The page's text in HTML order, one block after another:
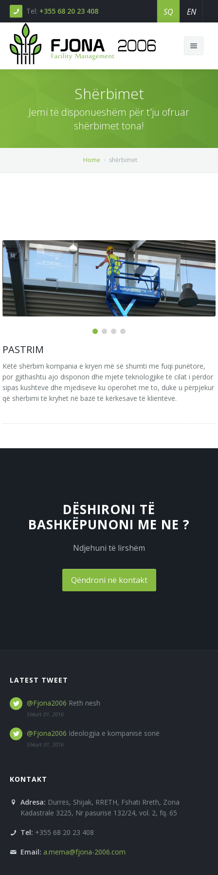
Tel: +355 68 20 23 408 SQ EN
Home
Shërbimet
Jemi të disponueshëm për t'ju ofruar
shërbimet tona!
Home shërbimet
PASTRIM
Këtë shërbim kompania e kryen më së shumti me fuqi punëtore,
por gjithashtu ajo disponon dhe mjete teknologjike të cilat i përdor
sipas kushteve dhe mjediseve ku operohet me to, duke u përpjekur
që shërbimi të kryhet në bazë të kërkesave të klientëve.
DËSHIRONI TË
BASHKËPUNONI ME NE ?
Ndjehuni të lirshëm
Qëndroni në kontakt
LATEST TWEET
@Fjona2006 Reth nesh
Shkurt 01, 2016
@Fjona2006 Ideologjia e kompanisë sonë
Shkurt 01, 2016
KONTAKT
Adresa: Durrës, Shijak, RRETH, Fshati Rreth, Zona
Kadastrale 3225, Nr pasurisë 132/24, vol. 2, fq. 65
Tel: +355 68 20 23 408
Email: a.mema@fjona-2006.com